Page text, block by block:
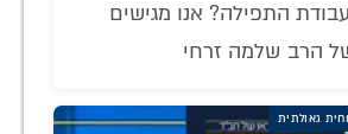
התפילה? אנו מגישים
הרב שלמה זרחי
גאולתית